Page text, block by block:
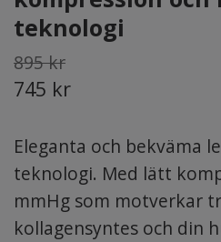
teknologi
895 kr
745 kr
Eleganta och bekväma
teknologi. Med lätt
mmHg som motverkar
kollagensyntes och din